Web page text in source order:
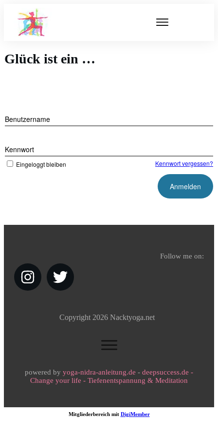
Glück ist ein …
Benutzername
Kennwort
Eingeloggt bleiben Kennwort vergessen?
Follow me on:
Copyright 2026 Nacktyoga.net
powered by yoga-nidra-anleitung.de - deepsuccess.de -
Change your life - Tiefenentspannung & Meditation
Mitgliederbereich mit DigiMember